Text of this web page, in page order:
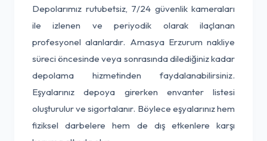
Depolarımız rutubetsiz, 7/24 güvenlik kameraları
ile izlenen ve periyodik olarak ilaçlanan
profesyonel alanlardır. Amasya Erzurum nakliye
süreci öncesinde veya sonrasında dilediğiniz kadar
depolama hizmetinden faydalanabilirsiniz.
Eşyalarınız depoya girerken envanter listesi
oluşturulur ve sigortalanır. Böylece eşyalarınız hem
fiziksel darbelere hem de dış etkenlere karşı